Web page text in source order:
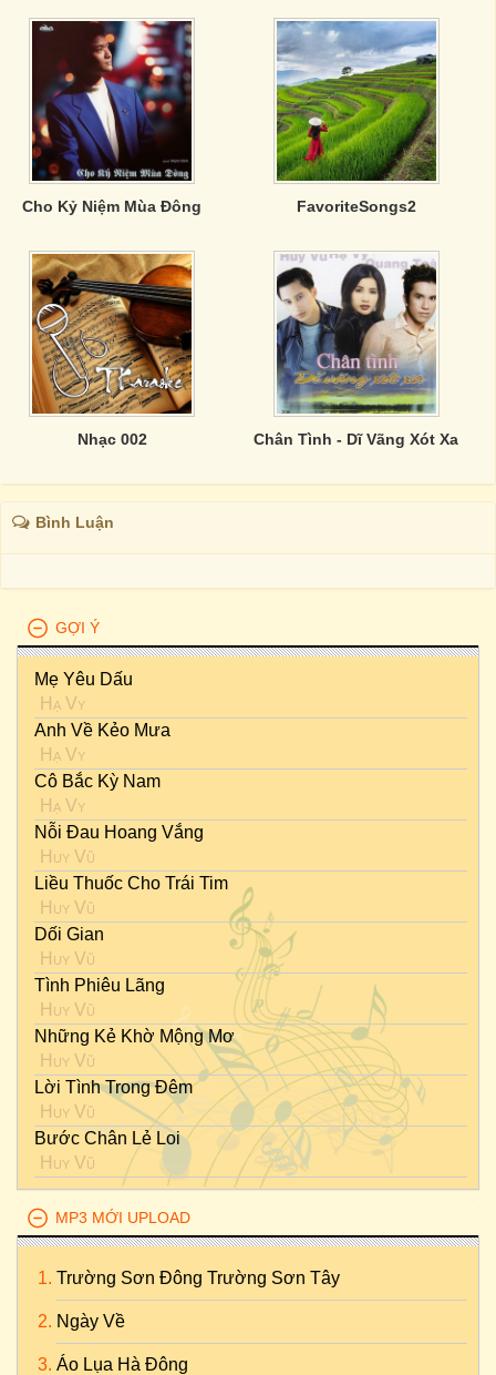
Cho Kỷ Niệm Mùa Đông FavoriteSongs2
Nhạc 002 Chân Tình - Dĩ Vãng Xót Xa
Bình Luận
GỢI Ý
Mẹ Yêu Dấu
Hạ Vy
Anh Về Kẻo Mưa
Hạ Vy
Cô Bắc Kỳ Nam
Hạ Vy
Nỗi Đau Hoang Vắng
Huy Vũ
Liều Thuốc Cho Trái Tim
Huy Vũ
Dối Gian
Huy Vũ
Tình Phiêu Lãng
Huy Vũ
Những Kẻ Khờ Mộng Mơ
Huy Vũ
Lời Tình Trong Đêm
Huy Vũ
Bước Chân Lẻ Loi
Huy Vũ
MP3 MỚI UPLOAD
Trường Sơn Đông Trường Sơn Tây
Ngày Về
Áo Lụa Hà Đông